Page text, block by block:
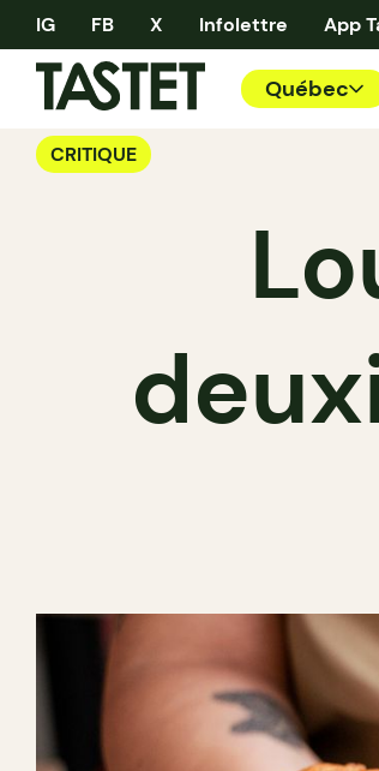
IG FB X Infolettre App
Québec
CRITIQUE